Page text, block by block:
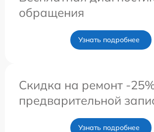
обращения
Узнать подробнее
Скидка на ремонт -
предварительной
Узнать подробнее